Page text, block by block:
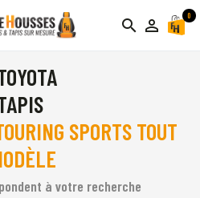
search person_outline
0
SPORTS TOUT
à votre recherche